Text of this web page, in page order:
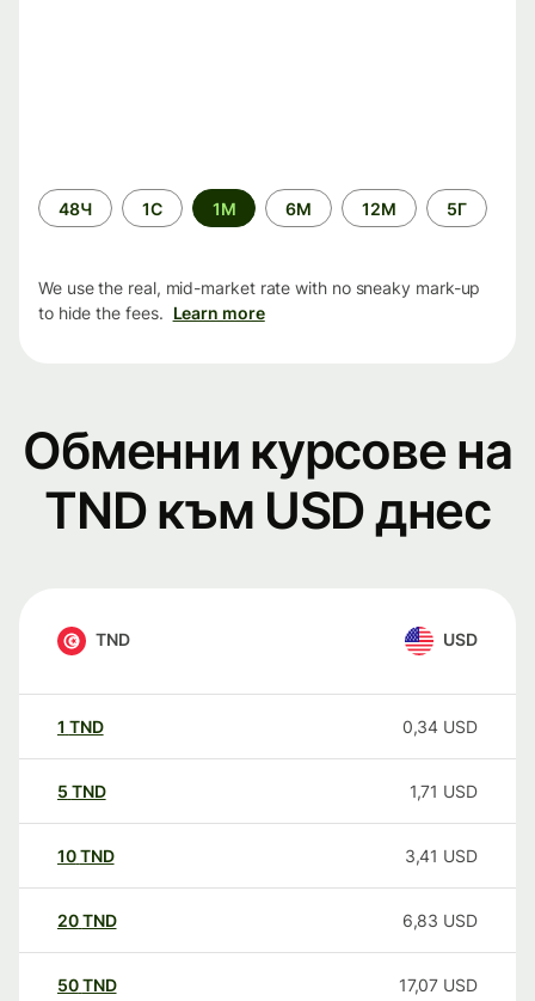
Time
period
48Ч 1С 1М 6М 12М 5Г
We use the real, mid-market rate with no sneaky mark-up
to hide the fees. Learn more
Обменни курсове на
TND към USD днес
TND USD
1 TND 0,34 USD
5 TND 1,71 USD
10TND 3,41 USD
20TND 6,83 USD
50TND 17,07 USD